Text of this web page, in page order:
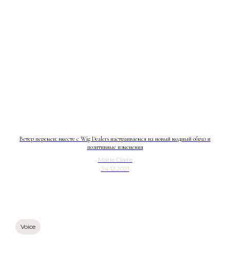
Ветер перемен: вместе с Wig Dealers настраиваемся на новый модный образ и
позитивные изменения
Marie Claire
24.12.2021
Voice